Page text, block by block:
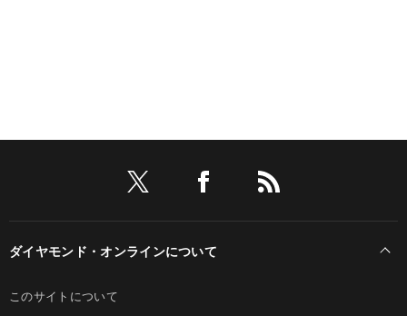
ダイヤモンド・オンラインについて
このサイトについて